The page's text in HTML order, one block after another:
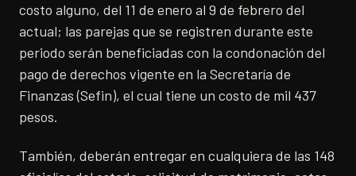
costo alguno, del 11 de enero al 9 de febrero del
actual; las parejas que se registren durante este
periodo serán beneficiadas con la condonación del
pago de derechos vigente en la Secretaría de
Finanzas (Sefin), el cual tiene un costo de mil 437
pesos.
También, deberán entregar en cualquiera de las 148